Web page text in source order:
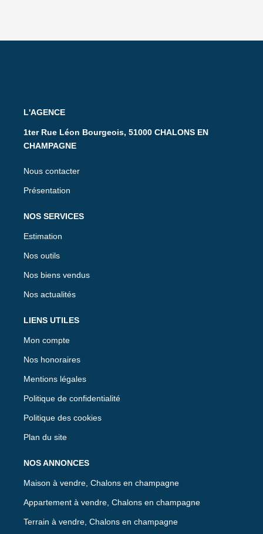
L'AGENCE
1ter Rue Léon Bourgeois, 51000 CHALONS EN
CHAMPAGNE
Nous contacter
Présentation
NOS SERVICES
Estimation
Nos outils
Nos biens vendus
Nos actualités
LIENS UTILES
Mon compte
Nos honoraires
Mentions légales
Politique de confidentialité
Politique des cookies
Plan du site
NOS ANNONCES
Maison à vendre, Chalons en champagne
Appartement à vendre, Chalons en champagne
Terrain à vendre, Chalons en champagne